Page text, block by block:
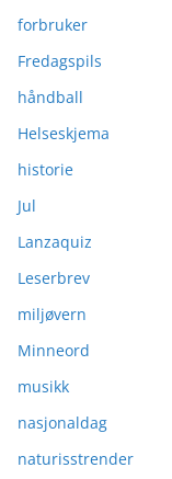
forbruker
Fredagspils
håndball
Helseskjema
historie
Jul
Lanzaquiz
Leserbrev
miljøvern
Minneord
musikk
nasjonaldag
naturisstrender